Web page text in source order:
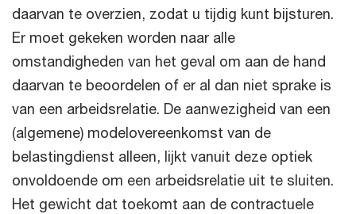
daarvan te overzien, zodat u tijdig kunt bijsturen.
Er moet gekeken worden naar alle
omstandigheden van het geval om aan de hand
daarvan te beoordelen of er al dan niet sprake is
van een arbeidsrelatie. De aanwezigheid van een
(algemene) modelovereenkomst van de
belastingdienst alleen, lijkt vanuit deze optiek
onvoldoende om een arbeidsrelatie uit te sluiten.
Het gewicht dat toekomt aan de contractuele